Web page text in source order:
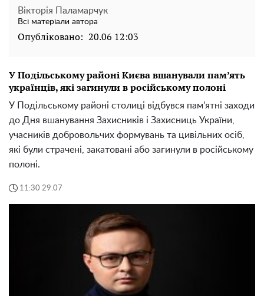
Вікторія Паламарчук
Всі матеріали автора
Опубліковано: 20.06 12:03
У Подільському районі Києва вшанували пам’ять
українців, які загинули в російському полоні
У Подільському районі столиці відбувся пам’ятні заходи
до Дня вшанування Захисників і Захисниць України,
учасників добровольчих формувань та цивільних осіб,
які були страчені, закатовані або загинули в російському
полоні.
11:30 29.07